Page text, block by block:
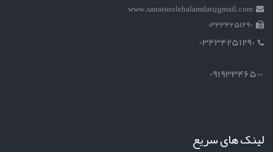
www.sanatsoolehalamdar@gmail.com
03434251290
03434251290
09193346500
لینک های سریع